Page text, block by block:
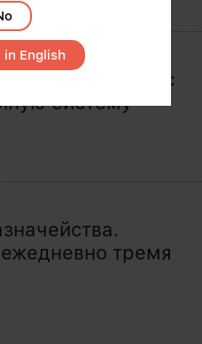
колл-центра с
систему
тремя
in English